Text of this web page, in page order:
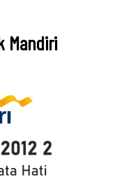
Mandiri